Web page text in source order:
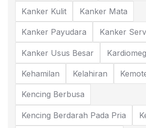
Kanker Kulit Kanker Mata
Kanker Payudara Kanker
Kanker Usus Besar
Kehamilan Kelahiran
Kencing Berbusa
Kencing Berdarah Pada Pria